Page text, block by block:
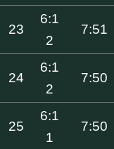
23
6:1
2
7:51
24
6:1
2
7:50
25
6:1
1
7:50